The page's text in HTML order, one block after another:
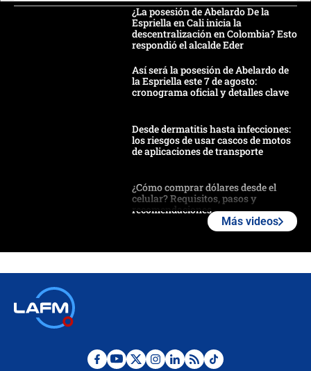
¿La posesión de Abelardo De la
Espriella en Cali inicia la
descentralización en Colombia? Esto
respondió el alcalde Eder
Así será la posesión de Abelardo de
la Espriella este 7 de agosto:
cronograma oficial y detalles clave
Desde dermatitis hasta infecciones:
los riesgos de usar cascos de motos
de aplicaciones de transporte
¿Cómo comprar dólares desde el
celular? Requisitos, pasos y
recomendaciones
Álvaro Uribe asistirá a la posesión y
Más videos